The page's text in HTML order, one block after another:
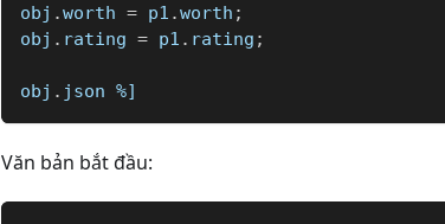
obj .worth = p1 .worth ;
obj . rating = p1 . rating ;
obj . json %]
Văn bản bắt đầu: